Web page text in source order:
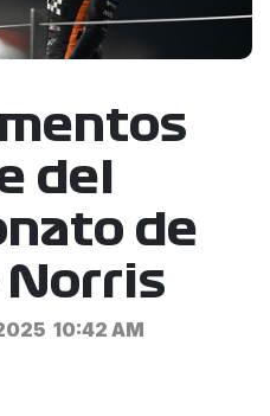
del
de
Norris
10:42 AM